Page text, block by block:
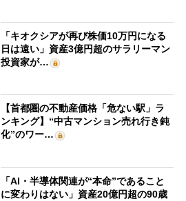
「キオクシアが再び株価10万円になる
日は遠い」資産3億円超のサラリーマン
投資家が…
【首都圏の不動産価格「危ない駅」ラ
ンキング】“中古マンション売れ行き鈍
化”のワー…
「AI・半導体関連が“本命”であること
に変わりはない」資産20億円超の90歳